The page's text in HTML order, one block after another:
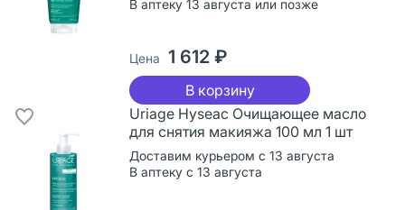
В аптеку 13 августа или позже
Цена 1 612 ₽
В корзину
Uriage Hyseac Очищающее масло
для снятия макияжа 100 мл 1 шт
Доставим курьером с 13 августа
В аптеку с 13 августа